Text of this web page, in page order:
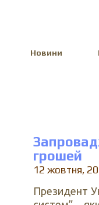
Новини
грошей
12 жовтня,
Президент